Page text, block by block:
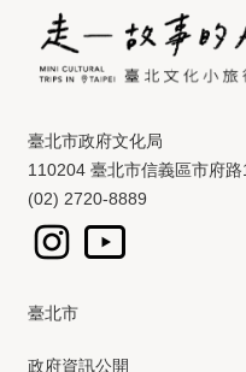
臺北市政府文化局
110204 臺北市信義區市府
(02) 2720-8889
臺北市
政府資訊公開